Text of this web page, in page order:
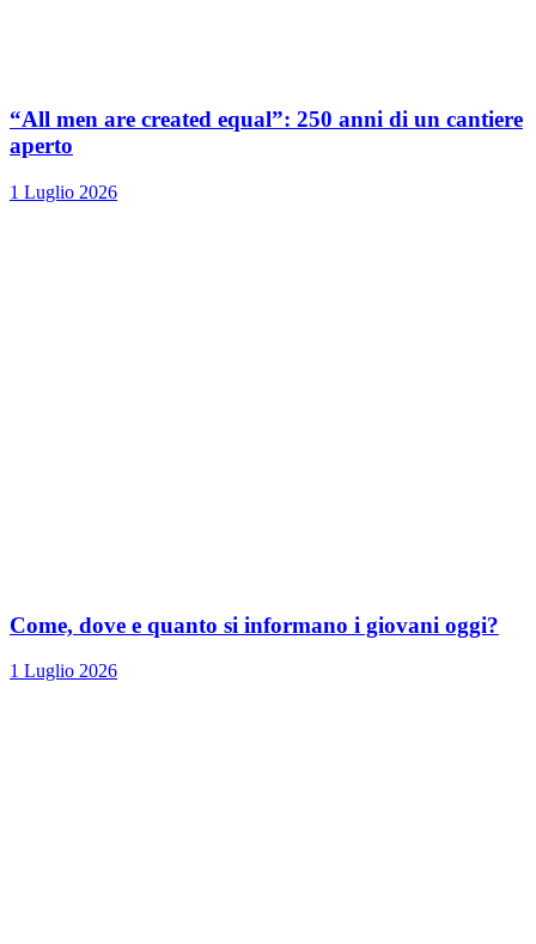
“All men are created equal”: 250 anni di un cantiere
aperto
1 Luglio 2026
Come, dove e quanto si informano i giovani oggi?
1 Luglio 2026